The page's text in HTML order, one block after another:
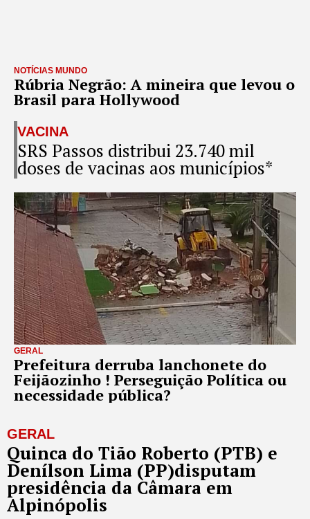
NOTÍCIAS MUNDO
Rúbria Negrão: A mineira que levou o
Brasil para Hollywood
VACINA
SRS Passos distribui 23.740 mil
doses de vacinas aos municípios*
GERAL
Prefeitura derruba lanchonete do
Feijãozinho ! Perseguição Política ou
necessidade pública?
GERAL
Quinca do Tião Roberto (PTB) e
Denílson Lima (PP)disputam
presidência da Câmara em
Alpinópolis